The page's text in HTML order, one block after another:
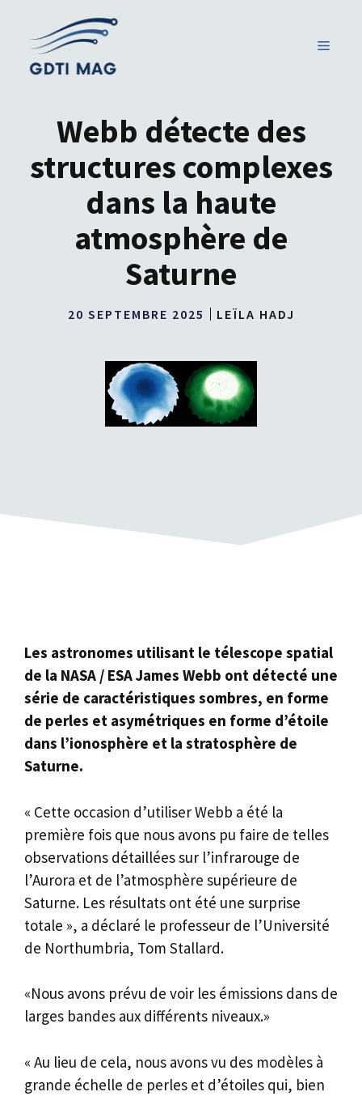
contenu
MENU
Webb détecte des
structures complexes
dans la haute
atmosphère de
Saturne
20 SEPTEMBRE 2025 LEÏLA HADJ
Les astronomes utilisant le télescope spatial
de la NASA / ESA James Webb ont détecté une
série de caractéristiques sombres, en forme
de perles et asymétriques en forme d’étoile
dans l’ionosphère et la stratosphère de
Saturne.
« Cette occasion d’utiliser Webb a été la
première fois que nous avons pu faire de telles
observations détaillées sur l’infrarouge de
l’Aurora et de l’atmosphère supérieure de
Saturne. Les résultats ont été une surprise
totale », a déclaré le professeur de l’Université
de Northumbria, Tom Stallard.
«Nous avons prévu de voir les émissions dans de
larges bandes aux différents niveaux.»
« Au lieu de cela, nous avons vu des modèles à
grande échelle de perles et d’étoiles qui, bien